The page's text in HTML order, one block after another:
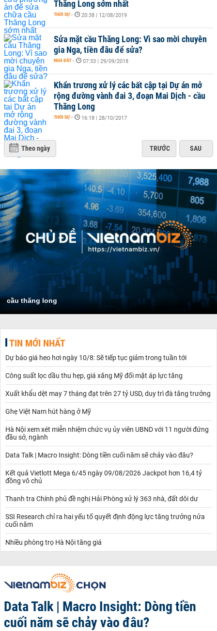
Thăng Long sớm nhất
THỜI SỰ - 20:38 | 12/08/2019
Sửa mặt cầu Thăng Long: Vì sao mời chuyên
gia Nga, tiền đâu để sửa?
NHÀ ĐẤT - 07:33 | 29/09/2018
Khẩn trương xử lý các bất cập tại Dự án mở
rộng đường vành đai 3, đoạn Mai Dịch - cầu
Thăng Long
THỜI SỰ - 16:18 | 28/10/2017
Theo ngày TRƯỚC SAU
cầu thăng long
TIN MỚI NHẤT
Dự báo giá heo hơi ngày 10/8: Sẽ tiếp tục giảm trong tuần tới
Công suất lọc dầu thu hẹp, giá xăng Mỹ đối mặt áp lực tăng
Xuất khẩu dệt may 7 tháng đạt trên 27 tỷ USD, duy trì đà tăng trưởng
Ghẹ Việt Nam hút hàng ở Mỹ
Hà Nội xem xét miễn nhiệm chức vụ ủy viên UBND với 11 người đứng
đầu sở, ngành
Data Talk | Macro Insight: Dòng tiền cuối năm sẽ chảy vào đâu?
Kết quả Vietlott Mega 6/45 ngày 09/08/2026 Jackpot hơn 16,4 tỷ
đồng vô chủ
Thanh tra Chính phủ đề nghị Hải Phòng xử lý 363 nhà, đất dôi dư
SSI Research chỉ ra hai yếu tố quyết định động lực tăng trưởng nửa
cuối năm
Nhiều phòng trọ Hà Nội tăng giá
Data Talk | Macro Insight: Dòng tiền
cuối năm sẽ chảy vào đâu?